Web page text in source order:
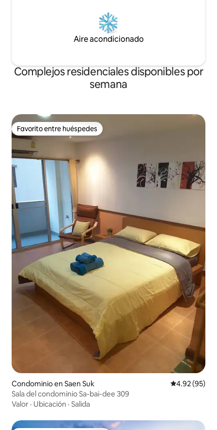
Aire acondicionado
Complejos residenciales disponibles por
semana
Favorito entre huéspedes
Favorito entre huéspedes
Condominio en Saen Suk Calificación
4.92 (95)
Sala del condominio Sa-bai-dee 309
Valor · Ubicación · Salida